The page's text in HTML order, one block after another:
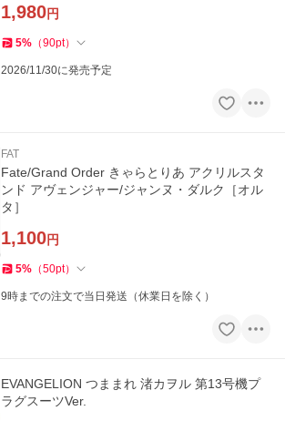
1,980円
5% （90pt）
2026/11/30に発売予定
FAT
Fate/Grand Order きゃらとりあ アクリルスタ
ンド アヴェンジャー/ジャンヌ・ダルク［オル
タ］
1,100円
5% （50pt）
9時までの注文で当日発送（休業日を除く）
EVANGELION つままれ 渚カヲル 第13号機プ
ラグスーツVer.